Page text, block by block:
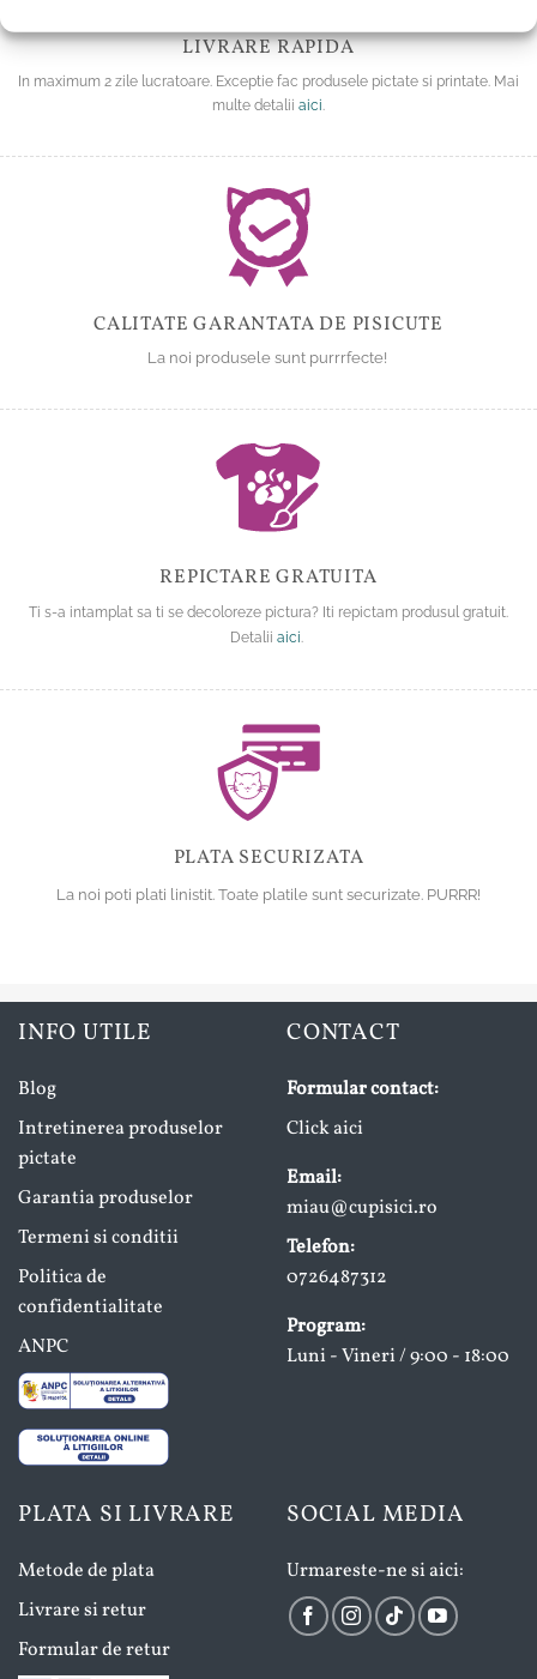
LIVRARE RAPIDA
In maximum 2 zile lucratoare. Exceptie fac produsele pictate si printate. Mai
multe detalii aici.
CALITATE GARANTATA DE PISICUTE
La noi produsele sunt purrrfecte!
REPICTARE GRATUITA
Ti s-a intamplat sa ti se decoloreze pictura? Iti repictam produsul gratuit.
Detalii aici.
PLATA SECURIZATA
La noi poti plati linistit. Toate platile sunt securizate. PURRR!
INFO UTILE
Blog
Intretinerea produselor
pictate
Garantia produselor
Termeni si conditii
Politica de
confidentialitate
ANPC
CONTACT
Formular contact:
Click aici
Email:
miau@cupisici.ro
Telefon:
0726487312
Program:
Luni - Vineri / 9:00 - 18:00
PLATA SI LIVRARE
Metode de plata
Livrare si retur
Formular de retur
SOCIAL MEDIA
Urmareste-ne si aici: